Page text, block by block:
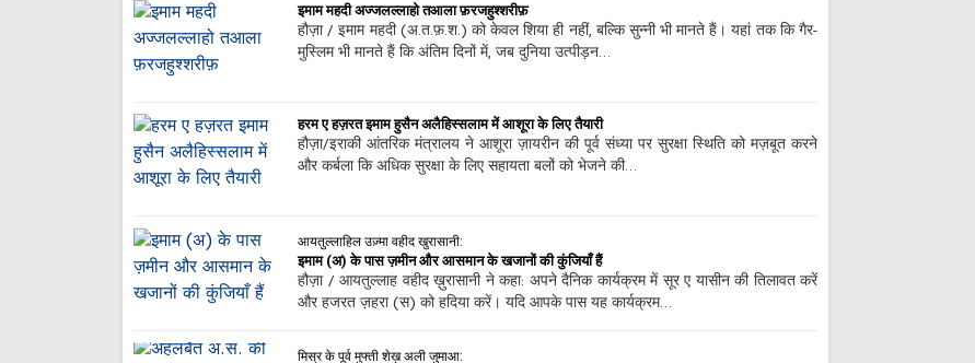
इमाम महदी अज्जलल्लाहो तआला फ़रजहुश्शरीफ़
हौज़ा / इमाम महदी (अ.त.फ़.श.) को केवल शिया ही नहीं, बल्कि सुन्नी भी मानते हैं। यहां तक ​​कि गैर-
मुस्लिम भी मानते हैं कि अंतिम दिनों में, जब दुनिया उत्पीड़न…
हरम ए हज़रत इमाम हुसैन अलैहिस्सलाम में आशूरा के लिए तैयारी
हौज़ा/इराकी आंतरिक मंत्रालय ने आशूरा ज़ायरीन की पूर्व संध्या पर सुरक्षा स्थिति को मज़बूत करने
और कर्बला कि अधिक सुरक्षा के लिए सहायता बलों को भेजने की…
आयतुल्लाहिल उज़्मा वहीद खुरासानी:
इमाम (अ) के पास ज़मीन और आसमान के खजानों की कुंजियाँ हैं
हौज़ा / आयतुल्लाह वहीद ख़ुरासानी ने कहा: अपने दैनिक कार्यक्रम में सूर ए यासीन की तिलावत करें
और हजरत ज़हरा (स) को हदिया करें। यदि आपके पास यह कार्यक्रम…
मिस्र के पूर्व मुफ्ती शेख़ अली जुमाआ: